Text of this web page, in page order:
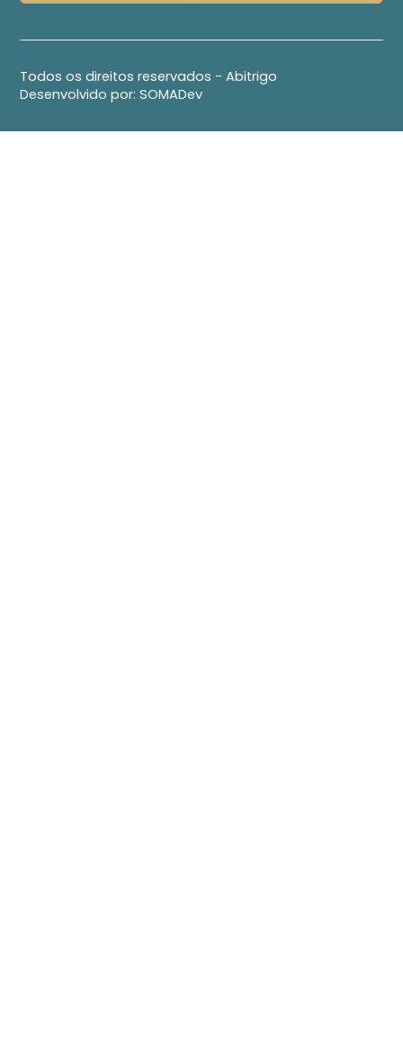
Todos os direitos reservados - Abitrigo
Desenvolvido por:SOMADev